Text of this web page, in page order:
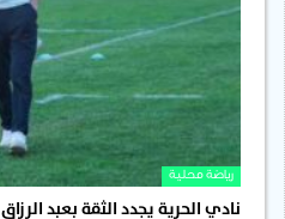
رياضة محلية
نادي الحرية يجدد الثقة بعبد